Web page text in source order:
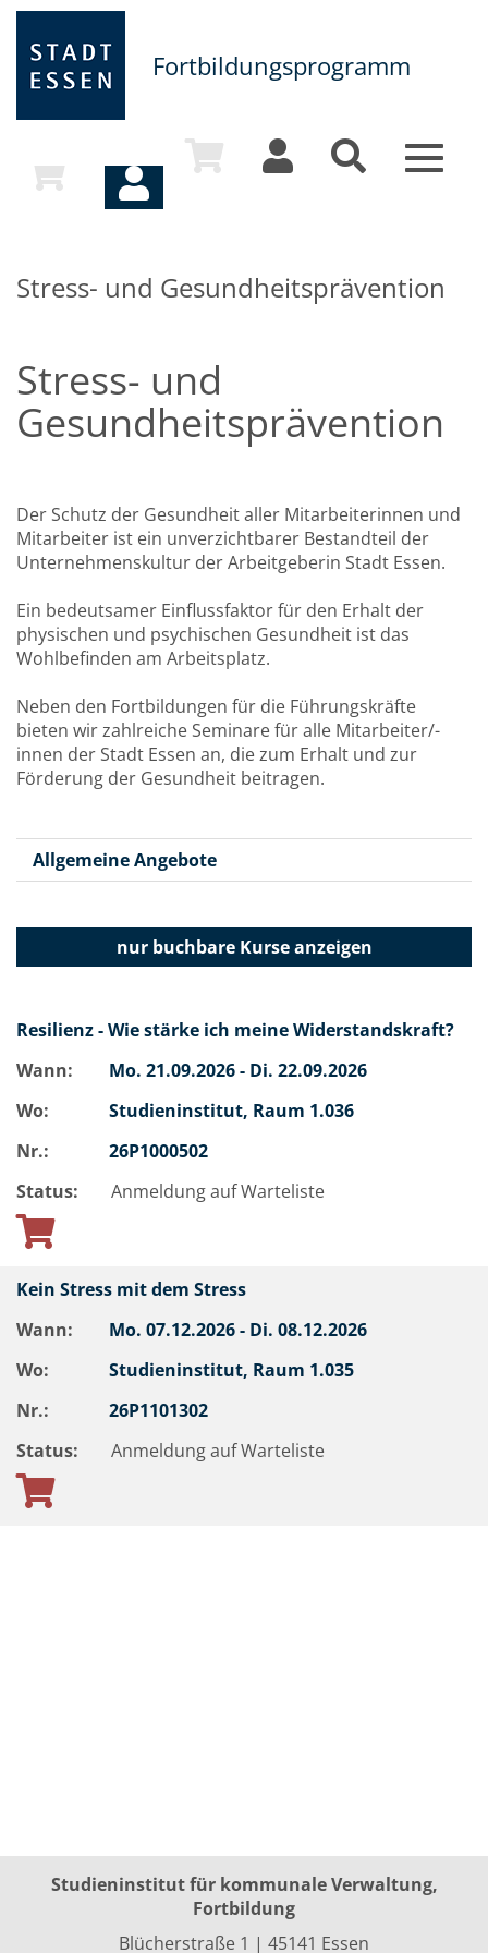
Fortbildungsprogramm
Toggle
Stress- und Gesundheitsprävention
Stress- und
Gesundheitsprävention
Der Schutz der Gesundheit aller Mitarbeiterinnen und
Mitarbeiter ist ein unverzichtbarer Bestandteil der
Unternehmenskultur der Arbeitgeberin Stadt Essen.
Ein bedeutsamer Einflussfaktor für den Erhalt der
physischen und psychischen Gesundheit ist das
Wohlbefinden am Arbeitsplatz.
Neben den Fortbildungen für die Führungskräfte
bieten wir zahlreiche Seminare für alle Mitarbeiter/-
innen der Stadt Essen an, die zum Erhalt und zur
Förderung der Gesundheit beitragen.
Allgemeine Angebote
nur buchbareKurse anzeigen
Resilienz - Wie stärke ich meine Widerstandskraft?
Wann:
Mo. 21.09.2026 - Di. 22.09.2026
Wo:
Studieninstitut, Raum 1.036
Nr.:
26P1000502
Status:
Anmeldung auf Warteliste
Kein Stress mit dem Stress
Wann:
Mo. 07.12.2026 - Di. 08.12.2026
Wo:
Studieninstitut, Raum 1.035
Nr.:
26P1101302
Status:
Anmeldung auf Warteliste
Studieninstitut für kommunale Verwaltung,
Fortbildung
Blücherstraße 1 | 45141 Essen